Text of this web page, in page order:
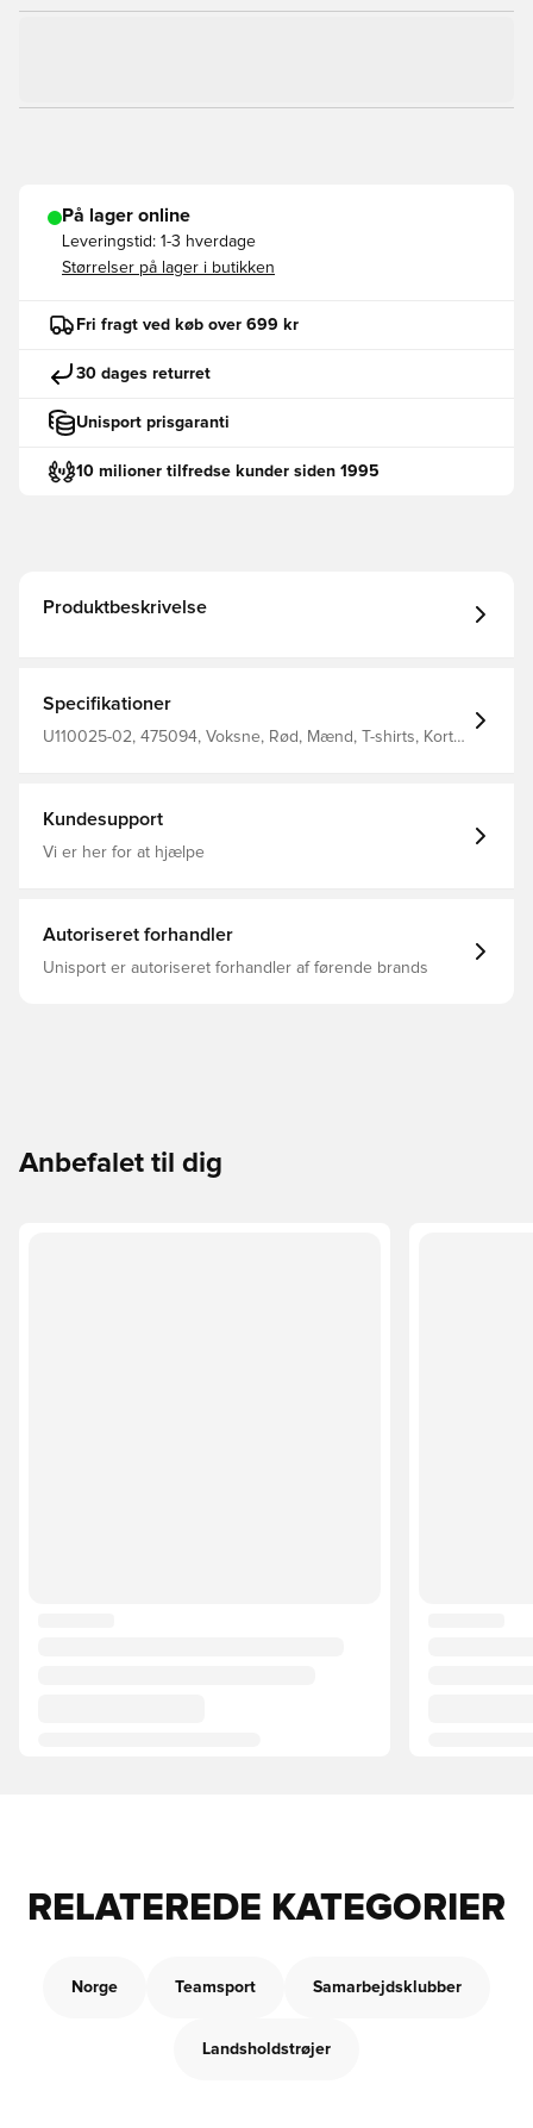
På lager online
Leveringstid: 1-3 hverdage
Størrelser på lager i butikken
Fri fragt ved køb over 699 kr
30 dages returret
Unisport prisgaranti
10 milioner tilfredse kunder siden 1995
Produktbeskrivelse
Specifikationer
U110025-02, 475094, Voksne, Rød, Mænd, T-shirts, Kort
Kundesupport
Vi er her for at hjælpe
Autoriseret forhandler
Unisport er autoriseret forhandler af førende brands
Anbefalet til dig
RELATEREDE KATEGORIER
Norge Teamsport Samarbejdsklubber
Landsholdstrøjer